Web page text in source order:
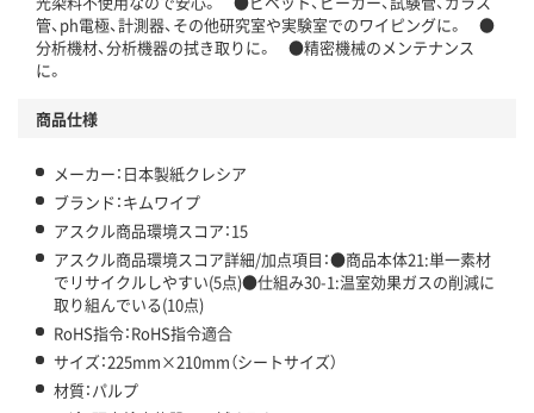
管、ph電極、計測器、その他研究室や実験室でのワイピングに。 ●
分析機材、分析機器の拭き取りに。 ●精密機械のメンテナンス
に。
商品仕様
メーカー：日本製紙クレシア
ブランド：キムワイプ
アスクル商品環境スコア：15
アスクル商品環境スコア詳細/加点項目：●商品本体21:単一素材
でリサイクルしやすい(5点)●仕組み30-1:温室効果ガスの削減に
取り組んでいる(10点)
RoHS指令：RoHS指令適合
サイズ：225mm×210mm（シートサイズ）
材質：パルプ